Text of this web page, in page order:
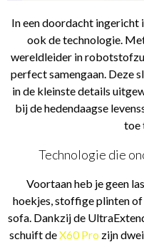
In een doordacht ingericht
ook de technologie.
wereldleider in
perfect samengaan. Deze
in de kleinste details
bij de hedendaagse
toe
Technologie die
Voortaan heb je geen
hoekjes, stoffige plinten
sofa. Dankzij de
schuift deX60 Pro zijn